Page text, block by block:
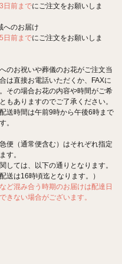
日前までにご注文をお願いしま
へのお届け
日前までにご注文をお願いしま
へのお祝いや葬儀のお花がご注文当
は直接お電話いただくか、FAXに
その場合お花の内容や時間がご希
もありますのでご了承ください。
送時間は午前9時から午後6時まで
。
便（通常便含む）はそれぞれ指定
す。
しては、以下の通りとなります。
送は16時頃迄となります。）
ど混み合う時期のお届けは配達日
きない場合がございます。